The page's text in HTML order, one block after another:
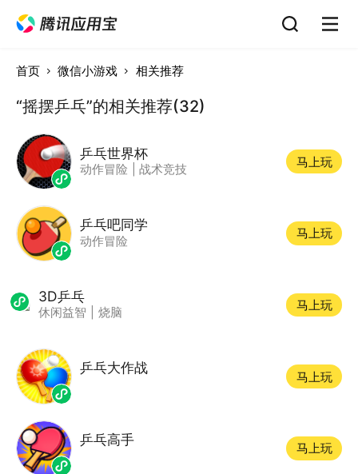
首页 微信小游戏 相关推荐
“摇摆乒乓”的相关推荐(32)
乒乓世界杯
动作冒险 战术竞技
马上玩
乒乓吧同学
动作冒险
马上玩
3D乒乓
休闲益智 烧脑
马上玩
乒乓大作战
马上玩
乒乓高手
马上玩